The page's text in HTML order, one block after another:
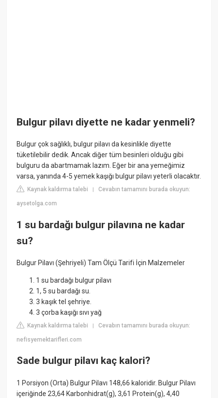
Bulgur pilavı diyette ne kadar yenmeli?
Bulgur çok sağlıklı, bulgur pilavı da kesinlikle diyette
tüketilebilir dedik. Ancak diğer tüm besinleri olduğu gibi
bulguru da abartmamak lazım. Eğer bir ana yemeğimiz
varsa, yanında 4-5 yemek kaşığı bulgur pilavı yeterli olacaktır.
Kaynak kaldırma talebi |Cevabın tamamını burada okuyun:
aysetolga.com
1 su bardağı bulgur pilavına ne kadar
su?
Bulgur Pilavı (Şehriyeli) Tam Ölçü Tarifi İçin Malzemeler
1 su bardağı bulgur pilavı
1, 5 su bardağı su.
3 kaşık tel şehriye.
3 çorba kaşığı sıvı yağ
Kaynak kaldırma talebi |Cevabın tamamını burada okuyun:
nefisyemektarifleri.com
Sade bulgur pilavı kaç kalori?
1 Porsiyon (Orta) Bulgur Pilavı 148,66 kaloridir. Bulgur Pilavı
içeriğinde 23,64 Karbonhidrat(g), 3,61 Protein(g), 4,40